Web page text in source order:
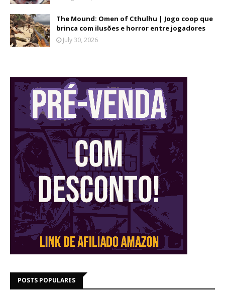
The Mound: Omen of Cthulhu | Jogo coop que
brinca com ilusões e horror entre jogadores
July 30, 2026
POSTS POPULARES